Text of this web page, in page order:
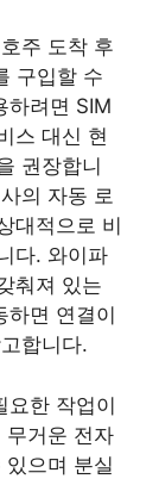
주 도착 후
구입할 수
하려면 SIM
스 대신 현
권장합니
의 자동 로
대적으로 비
다. 와이파
춰져 있는
하면 연결이
합니다.
요한 작업이
무거운 전자
으며 분실